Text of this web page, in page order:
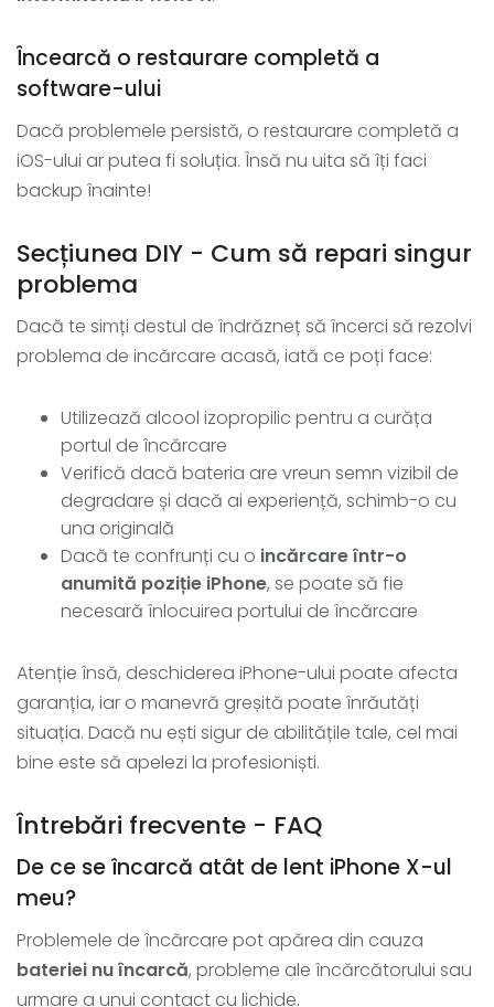
Încearcă o restaurare completă a
software-ului
Dacă problemele persistă, o restaurare completă a
iOS-ului ar putea fi soluția. Însă nu uita să îți faci
backup înainte!
Secțiunea DIY - Cum să repari singur
problema
Dacă te simți destul de îndrăzneț să încerci să rezolvi
problema de incărcare acasă, iată ce poți face:
Utilizează alcool izopropilic pentru a curăța
portul de încărcare
Verifică dacă bateria are vreun semn vizibil de
degradare și dacă ai experiență, schimb-o cu
una originală
Dacă te confrunți cu o incărcare într-o
anumită poziție iPhone, se poate să fie
necesară înlocuirea portului de încărcare
Atenție însă, deschiderea iPhone-ului poate afecta
garanția, iar o manevră greșită poate înrăutăți
situația. Dacă nu ești sigur de abilitățile tale, cel mai
bine este să apelezi la profesioniști.
Întrebări frecvente - FAQ
De ce se încarcă atât de lent iPhone X-ul
meu?
Problemele de încărcare pot apărea din cauza
bateriei nu încarcă, probleme ale încărcătorului sau
urmare a unui contact cu lichide.